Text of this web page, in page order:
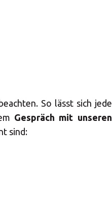
So lässt sich jede
Gespräch mit unseren
sind:
IN